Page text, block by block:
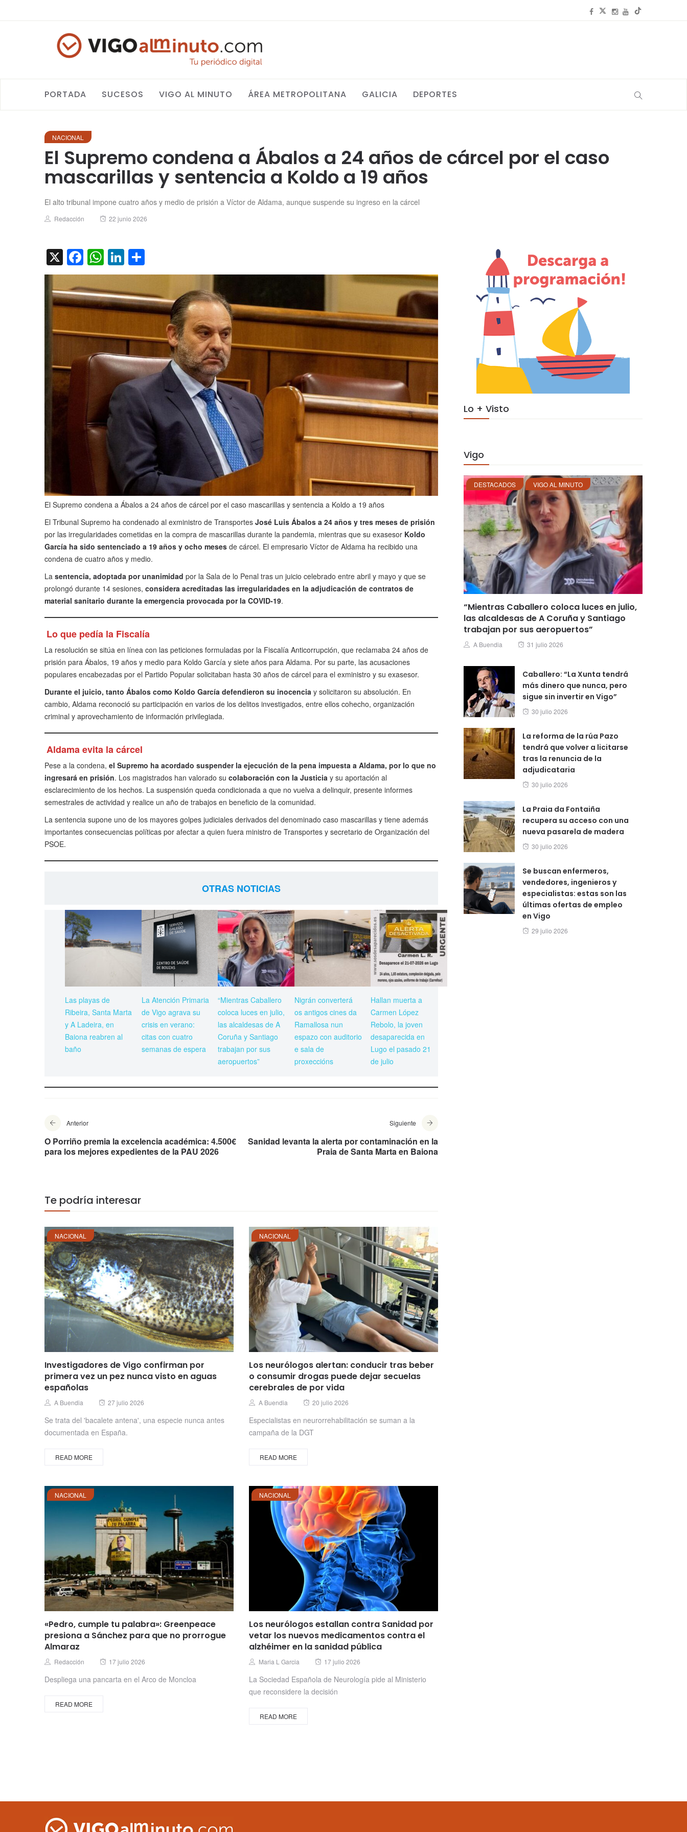
PORTADA SUCESOS VIGO AL MINUTO ÁREA METROPOLITANA GALICIA DEPORTES
NACIONAL
El Supremo condena a Ábalos a 24 años de cárcel por el caso
mascarillas y sentencia a Koldo a 19 años
El alto tribunal impone cuatro años y medio de prisión a Víctor de Aldama, aunque suspende su ingreso en la cárcel
Author
Redacción
Posted
22 junio 2026
X Facebook
WhatsApp
LinkedIn
El Supremo condena a Ábalos a 24 años de cárcel por el caso mascarillas y sentencia a Koldo a 19 años
El Tribunal Supremo ha condenado al exministro de Transportes José Luis Ábalos a 24 años y tres meses de prisión
por las irregularidades cometidas en la compra de mascarillas durante la pandemia, mientras que su exasesor Koldo
García ha sido sentenciado a 19 años y ocho meses de cárcel. El empresario Víctor de Aldama ha recibido una
condena de cuatro años y medio.
La sentencia, adoptada por unanimidad por la Sala de lo Penal tras un juicio celebrado entre abril y mayo y que se
prolongó durante 14 sesiones, considera acreditadas las irregularidades en la adjudicación de contratos de
material sanitario durante la emergencia provocada por la COVID-19.
Lo que pedía la Fiscalía
La resolución se sitúa en línea con las peticiones formuladas por la Fiscalía Anticorrupción, que reclamaba 24 años de
prisión para Ábalos, 19 años y medio para Koldo García y siete años para Aldama. Por su parte, las acusaciones
populares encabezadas por el Partido Popular solicitaban hasta 30 años de cárcel para el exministro y su exasesor.
Durante el juicio, tanto Ábalos como Koldo García defendieron su inocencia y solicitaron su absolución. En
cambio, Aldama reconoció su participación en varios de los delitos investigados, entre ellos cohecho, organización
criminal y aprovechamiento de información privilegiada.
Aldama evita la cárcel
Pese a la condena, el Supremo ha acordado suspender la ejecución de la pena impuesta a Aldama, por lo que no
ingresará en prisión. Los magistrados han valorado su colaboración con la Justicia y su aportación al
esclarecimiento de los hechos. La suspensión queda condicionada a que no vuelva a delinquir, presente informes
semestrales de actividad y realice un año de trabajos en beneficio de la comunidad.
La sentencia supone uno de los mayores golpes judiciales derivados del denominado caso mascarillas y tiene además
importantes consecuencias políticas por afectar a quien fuera ministro de Transportes y secretario de Organización del
PSOE.
OTRAS NOTICIAS
Las playas de
Ribeira, Santa Marta
y A Ladeira, en
Baiona reabren al
baño
La Atención Primaria
de Vigo agrava su
crisis en verano:
citas con cuatro
semanas de espera
“Mientras Caballero
coloca luces en julio,
las alcaldesas de A
Coruña y Santiago
trabajan por sus
aeropuertos”
Nigrán converterá
os antigos cines da
Ramallosa nun
espazo con auditorio
e sala de
proxeccións
Hallan muerta a
Carmen López
Rebolo, la joven
desaparecida en
Lugo el pasado 21
de julio
Anterior
O Porriño premia la excelencia académica: 4.500€
para los mejores expedientes de la PAU 2026
Siguiente
Sanidad levanta la alerta por contaminación en la
Praia de Santa Marta en Baiona
Te podría interesar
NACIONAL
Investigadores de Vigo confirman por
primera vez un pez nunca visto en aguas
españolas
Author
A Buendia
Posted
27 julio 2026
Se trata del 'bacalete antena', una especie nunca antes
documentada en España.
READ MORE
NACIONAL
Los neurólogos alertan: conducir tras beber
o consumir drogas puede dejar secuelas
cerebrales de por vida
Author
A Buendia
Posted
20 julio 2026
Especialistas en neurorrehabilitación se suman a la
campaña de la DGT
READ MORE
NACIONAL
«Pedro, cumple tu palabra»: Greenpeace
presiona a Sánchez para que no prorrogue
Almaraz
Author
Redacción
Posted
17 julio 2026
Despliega una pancarta en el Arco de Moncloa
READ MORE
NACIONAL
Los neurólogos estallan contra Sanidad por
vetar los nuevos medicamentos contra el
alzhéimer en la sanidad pública
Author
Maria L Garcia
Posted
17 julio 2026
La Sociedad Española de Neurología pide al Ministerio
que reconsidere la decisión
READ MORE
Lo + Visto
Vigo
DESTACADOS VIGO AL MINUTO
“Mientras Caballero coloca luces en julio,
las alcaldesas de A Coruña y Santiago
trabajan por sus aeropuertos”
Author
A Buendia
Posted
31 julio 2026
Caballero: “La Xunta tendrá
más dinero que nunca, pero
sigue sin invertir en Vigo”
Posted
30 julio 2026
La reforma de la rúa Pazo
tendrá que volver a licitarse
tras la renuncia de la
adjudicataria
Posted
30 julio 2026
La Praia da Fontaiña
recupera su acceso con una
nueva pasarela de madera
Posted
30 julio 2026
Se buscan enfermeros,
vendedores, ingenieros y
especialistas: estas son las
últimas ofertas de empleo
en Vigo
Posted
29 julio 2026